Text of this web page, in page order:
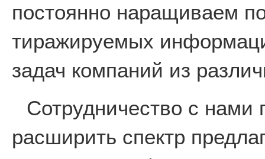
постоянно наращиваем
тиражируемых
задач компаний из
Сотрудничество с нами
расширить спектр